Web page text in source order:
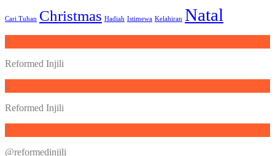
Cari Tuhan Christmas Hadiah Istimewa Kelahiran Natal
Reformed Injili
Reformed Injili
@reformedinjili